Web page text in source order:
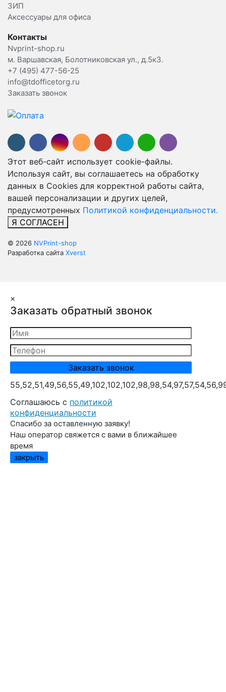
ЗИП
Аксессуары для офиса
Контакты
Nvprint-shop.ru
м. Варшавская, Болотниковская ул., д.5к3.
+7 (495) 477-56-25
info@tdofficetorg.ru
Заказать звонок
Этот веб-сайт использует cookie-файлы.
Используя сайт, вы соглашаетесь на обработку
данных в Cookies для корректной работы сайта,
вашей персонализации и других целей,
предусмотренных Политикой конфиденциальности.
Я СОГЛАСЕН
© 2026 NVPrint-shop
Разработка сайта Xverst
×
Заказать обратный звонок
Cоглашаюсь с политикой
конфиденциальности
Спасибо за оставленную заявку!
Наш оператор свяжется с вами в ближайшее
время
закрыть